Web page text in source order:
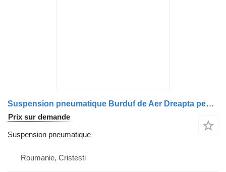
Suspension pneumatique Burduf de Aer Dreapta pentru Camion pour camion Volvo – Cod 22025568, 20722412, 7422025556, 5010557355
Prix sur demande
Suspension pneumatique
Roumanie, Cristesti